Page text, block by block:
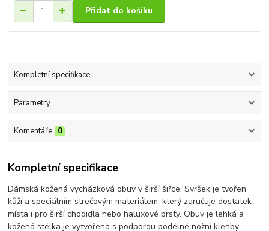
Přidat do košíku
Kompletní specifikace
Parametry
Komentáře 0
Kompletní specifikace
Dámská kožená vycházková obuv v širší šiřce. Svršek je tvořen
kůží a speciálním strečovým materiálem, který zaručuje dostatek
místa i pro širší chodidla nebo haluxové prsty. Obuv je lehká a
kožená stélka je vytvořena s podporou podélné nožní klenby.